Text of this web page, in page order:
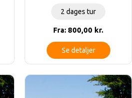
2 dages tur
Fra: 800,00 kr.
Se detaljer